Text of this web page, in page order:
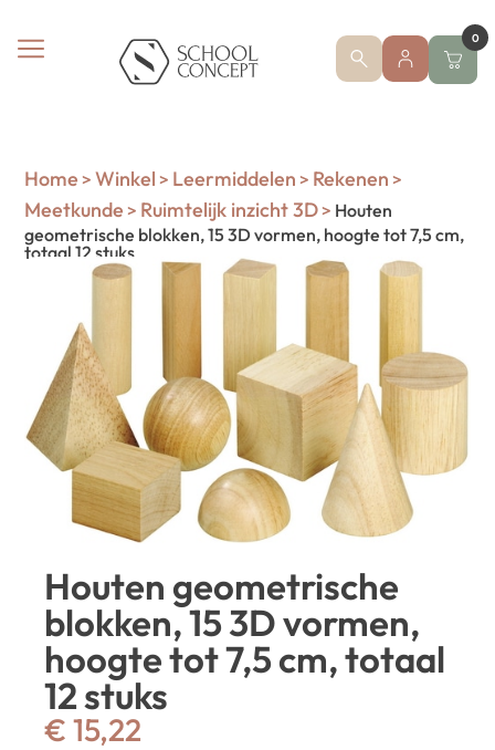
0
Home > Winkel > Leermiddelen > Rekenen >
Meetkunde > Ruimtelijk inzicht 3D> Houten
geometrische blokken, 15 3D vormen, hoogte tot 7,5 cm,
totaal 12 stuks
Houten geometrische
blokken, 15 3D vormen,
hoogte tot 7,5 cm, totaal
12 stuks
€ 15,22